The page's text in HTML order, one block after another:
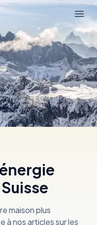
maison plus
à nos articles sur les